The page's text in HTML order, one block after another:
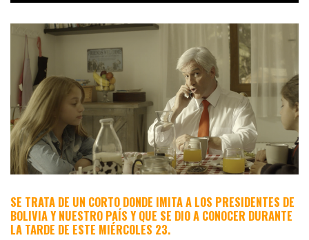
SE TRATA DE UN CORTO DONDE IMITA A LOS PRESIDENTES DE
BOLIVIA Y NUESTRO PAÍS Y QUE SE DIO A CONOCER DURANTE
LA TARDE DE ESTE MIÉRCOLES 23.